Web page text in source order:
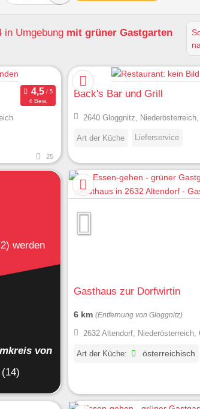
in Umgebung mit grüner Gastgarten
4 Bew.
25
Bäck's Bar und Grill
2640 Gloggnitz,
Art der Küche Lieferservice
werden
von
(14)
Gasthaus zur Dorfwirtin
6 km (Entfernung von Gloggnitz)
2632 Altendorf, Niederösterreich,
Art der Küche: österreichisch